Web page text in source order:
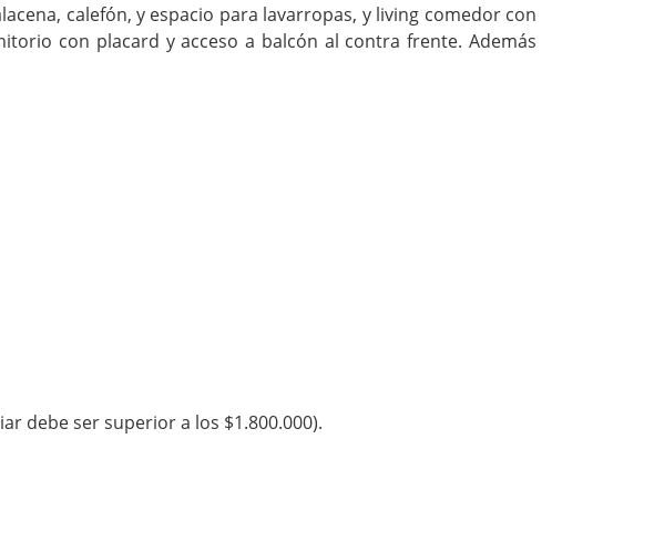
calefón, y espacio para lavarropas, y living comedor con
con placard y acceso a balcón al contra frente. Además
debe ser superior a los $1.800.000).